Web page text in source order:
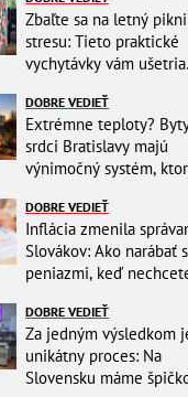
Zbaľte sa na letný
stresu: Tieto praktické
vychytávky vám ušetria
DOBRE VEDIEŤ
Extrémne teploty?
srdci Bratislavy majú
výnimočný systém,
DOBRE VEDIEŤ
Inflácia zmenila
Slovákov: Ako narábať s
peniazmi, keď
DOBRE VEDIEŤ
Za jedným výsledkom
unikátny proces: Na
Slovensku máme